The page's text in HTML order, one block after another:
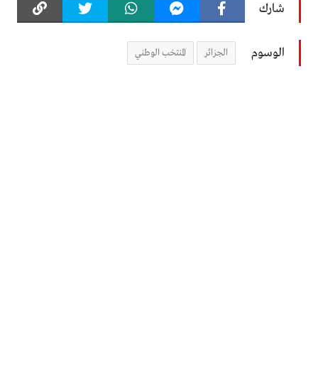
شارك
الوسوم الجزائر المنتخب الوطني